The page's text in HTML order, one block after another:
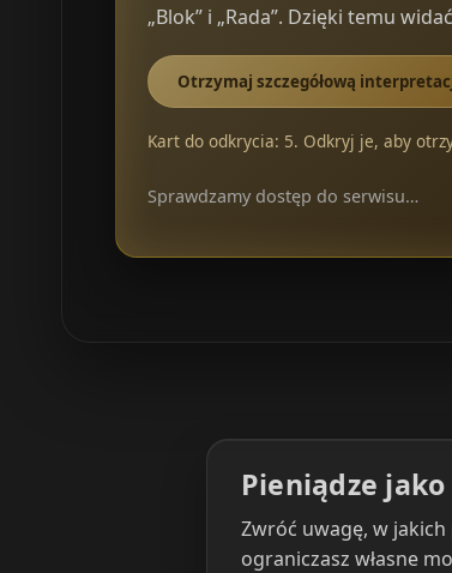
„Blok” i „Rada”. Dzięki temu
Otrzymaj szczegółową
Kart do odkrycia: 5. Odkryj je, aby
Sprawdzamy dostęp do serwisu…
Pieniądze
Zwróć uwagę, w
ograniczasz własne